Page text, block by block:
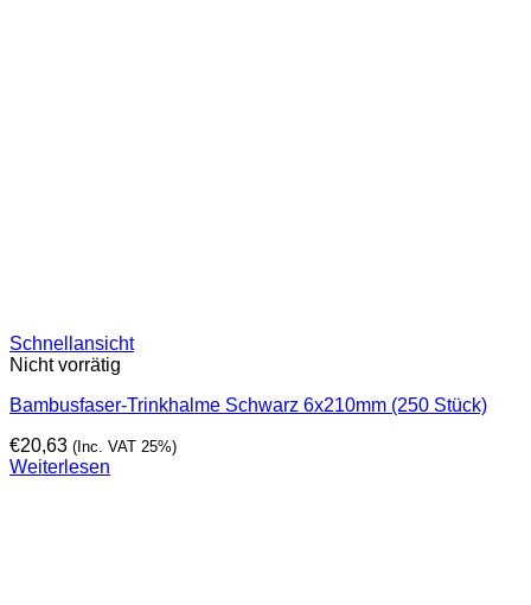
Schnellansicht
Nicht vorrätig
Bambusfaser-Trinkhalme Schwarz 6x210mm (250 Stück)
€20,63 (Inc. VAT 25%)
Weiterlesen